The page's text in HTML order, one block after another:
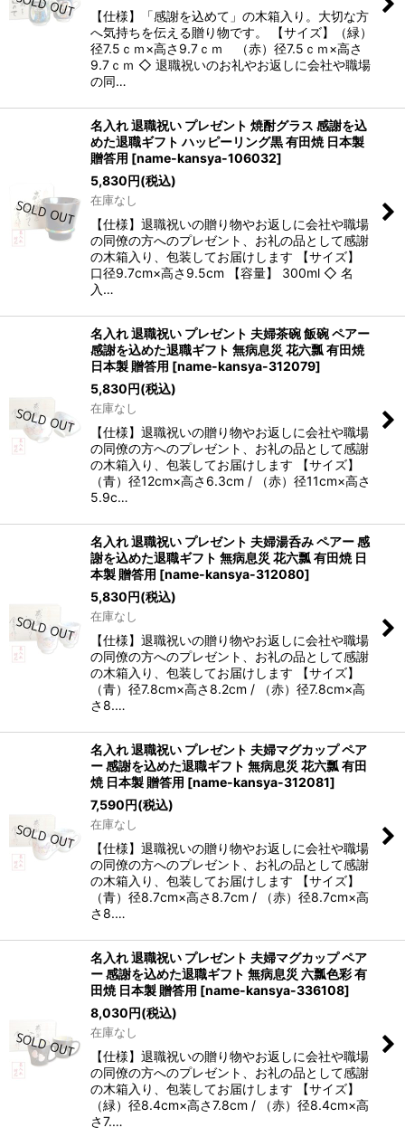
【仕様】「感謝を込めて」の木箱入り。大切な方
へ気持ちを伝える贈り物です。 【サイズ】（緑）
径7.5ｃｍ×高さ9.7ｃｍ （赤）径7.5ｃｍ×高さ
9.7ｃｍ ◇ 退職祝いのお礼やお返しに会社や職場
の同…
名入れ 退職祝い プレゼント 焼酎グラス 感謝を込
めた退職ギフト ハッピーリング黒 有田焼 日本製
贈答用 [name-kansya-106032]
5,830円(税込)
在庫なし
【仕様】退職祝いの贈り物やお返しに会社や職場
の同僚の方へのプレゼント、お礼の品として感謝
の木箱入り、包装してお届けします 【サイズ】
口径9.7cm×高さ9.5cm 【容量】 300ml ◇ 名
入…
名入れ 退職祝い プレゼント 夫婦茶碗 飯碗 ペアー
感謝を込めた退職ギフト 無病息災 花六瓢 有田焼
日本製 贈答用 [name-kansya-312079]
5,830円(税込)
在庫なし
【仕様】退職祝いの贈り物やお返しに会社や職場
の同僚の方へのプレゼント、お礼の品として感謝
の木箱入り、包装してお届けします 【サイズ】
（青）径12cm×高さ6.3cm / （赤）径11cm×高さ
5.9c…
名入れ 退職祝い プレゼント 夫婦湯呑み ペアー 感
謝を込めた退職ギフト 無病息災 花六瓢 有田焼 日
本製 贈答用 [name-kansya-312080]
5,830円(税込)
在庫なし
【仕様】退職祝いの贈り物やお返しに会社や職場
の同僚の方へのプレゼント、お礼の品として感謝
の木箱入り、包装してお届けします 【サイズ】
（青）径7.8cm×高さ8.2cm / （赤）径7.8cm×高
さ8.…
名入れ 退職祝い プレゼント 夫婦マグカップ ペア
ー 感謝を込めた退職ギフト 無病息災 花六瓢 有田
焼 日本製 贈答用 [name-kansya-312081]
7,590円(税込)
在庫なし
【仕様】退職祝いの贈り物やお返しに会社や職場
の同僚の方へのプレゼント、お礼の品として感謝
の木箱入り、包装してお届けします 【サイズ】
（青）径8.7cm×高さ8.7cm / （赤）径8.7cm×高
さ8.…
名入れ 退職祝い プレゼント 夫婦マグカップ ペア
ー 感謝を込めた退職ギフト 無病息災 六瓢色彩 有
田焼 日本製 贈答用 [name-kansya-336108]
8,030円(税込)
在庫なし
【仕様】退職祝いの贈り物やお返しに会社や職場
の同僚の方へのプレゼント、お礼の品として感謝
の木箱入り、包装してお届けします 【サイズ】
（緑）径8.4cm×高さ7.8cm / （赤）径8.4cm×高
さ7.…